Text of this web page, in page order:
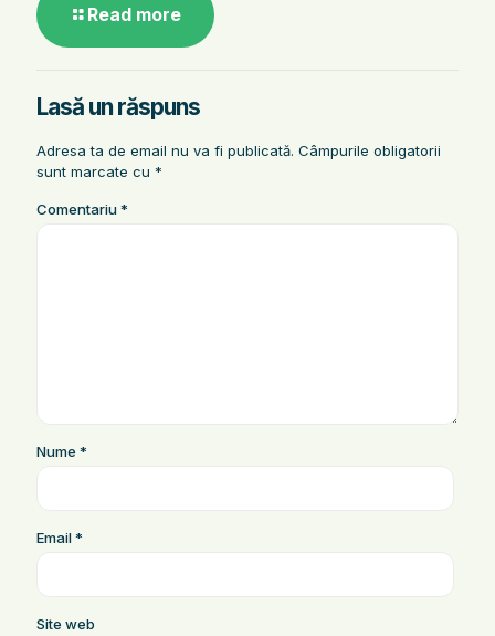
Read more
Lasă un răspuns
Adresa ta de email nu va fi publicată. Câmpurile obligatorii
sunt marcate cu *
Comentariu*
Nume *
Email*
Site web